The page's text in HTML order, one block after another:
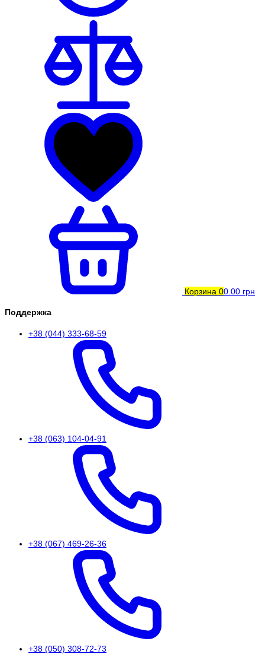
Корзина 00.00 грн
Поддержка
+38 (044) 333-68-59
+38 (063) 104-04-91
+38 (067) 469-26-36
+38 (050) 308-72-73